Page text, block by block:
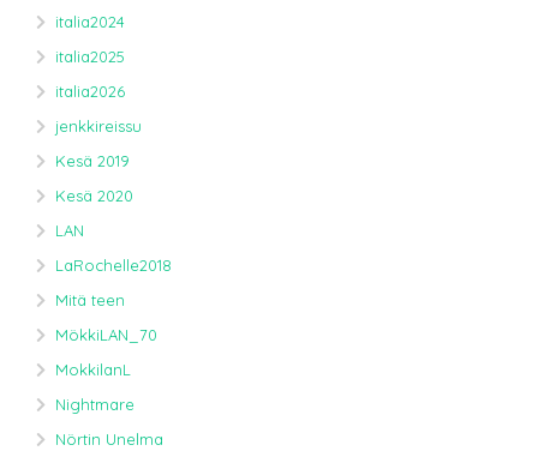
italia2024
italia2025
italia2026
jenkkireissu
Kesä 2019
Kesä 2020
LAN
LaRochelle2018
Mitä teen
MökkiLAN_70
MokkilanL
Nightmare
Nörtin Unelma